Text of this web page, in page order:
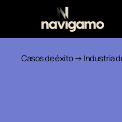
Casos de éxito→ Industria